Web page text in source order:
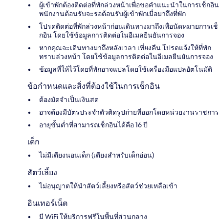
ผู้เข้าพักต้องติดต่อที่พักล่วงหน้าเพื่อขอคำแนะนำในการเช็กอิน
พนักงานต้อนรับจะรอต้อนรับผู้เข้าพักเมื่อมาถึงที่พัก
โปรดติดต่อที่พักล่วงหน้าก่อนเดินทางมาถึงเพื่อนัดหมายการเช็
กอิน โดยใช้ข้อมูลการติดต่อในอีเมลยืนยันการจอง
หากคุณจะเดินทางมาถึงหลังเวลา เที่ยงคืน โปรดแจ้งให้ที่พัก
ทราบล่วงหน้า โดยใช้ข้อมูลการติดต่อในอีเมลยืนยันการจอง
ข้อมูลที่ให้ไว้โดยที่พักอาจแปลโดยใช้เครื่องมือแปลอัตโนมัติ
ข้อกำหนดและสิ่งที่ต้องใช้ในการเช็กอิน
ต้องมัดจำเป็นเงินสด
อาจต้องมีบัตรประจำตัวติดรูปถ่ายที่ออกโดยหน่วยงานราชการ
อายุขั้นต่ำที่สามารถเช็กอินได้คือ 16 ปี
เด็ก
ไม่มีเตียงนอนเด็ก (เตียงสำหรับเด็กอ่อน)
สัตว์เลี้ยง
ไม่อนุญาตให้นำสัตว์เลี้ยงหรือสัตว์ช่วยเหลือเข้า
อินเทอร์เน็ต
มี WiFi ให้บริการฟรีในพื้นที่ส่วนกลาง